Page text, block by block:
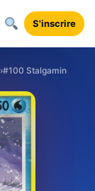
S'inscrire
›#100 Stalgamin